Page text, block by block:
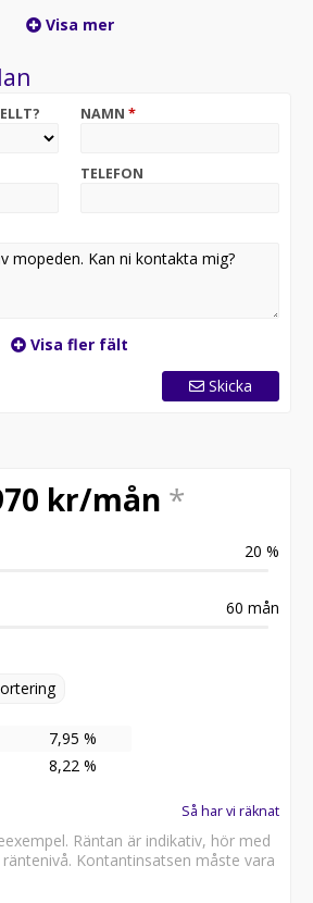
vid gastapp
& Mopedcenter ab
Visa mer
NAMN *
TELEFON
Visa fler fält
Skicka
kr/mån *
20 %
60 mån
7,95 %
8,22 %
Så har vi räknat
Räntan är indikativ, hör med
Kontantinsatsen måste vara